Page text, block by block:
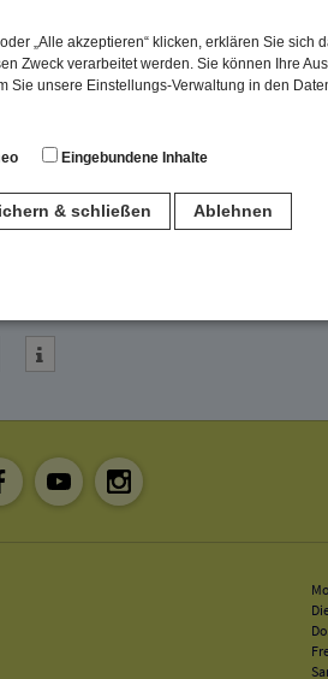
„Alle akzeptieren“ klicken, erklären Sie sich
Zweck verarbeitet werden. Sie können Ihre
Sie unsere Einstellungs-Verwaltung in den
Eingebundene Inhalte
& schließen Ablehnen
notwendig. Hierbei werden keinerlei
Eine Übertragung an Dritte erfolgt
Adresse, so dass diese gekürzt wird und nicht
eingebunden. Wir nutzen YouTube im
dass YouTube keine Informationen über die